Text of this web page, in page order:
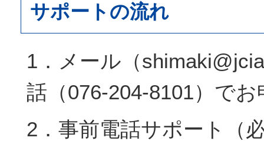
サポートの流れ
1．メール（
話（076-204-8101）で
2．事前電話サポート（